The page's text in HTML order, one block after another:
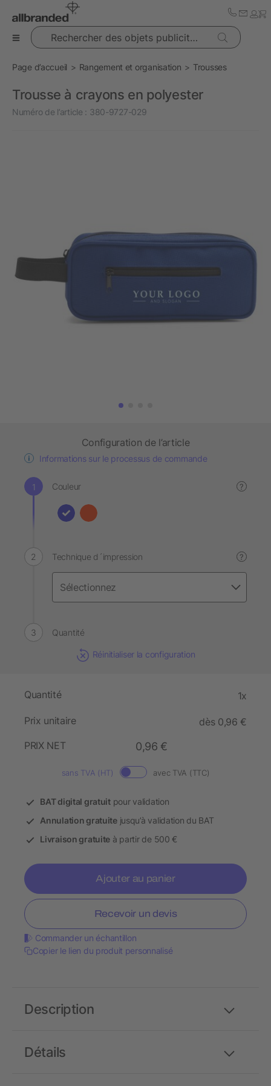
Rechercher des objets publicitaires
Page d’accueil Rangement et organisation Trousses
Trousse à crayons en polyester
Numéro de l’article : 380-9727-029
Configuration de l’article
Informations sur le processus de commande
Couleur ?
Technique d´impression ?
Quantité
Réinitialiser la configuration
Quantité 1x
Prix unitaire
dès 0,96 €
PRIX NET
0,96 €
sans TVA (HT) avec TVA (TTC)
BAT digital gratuitpour validation
Annulation gratuitejusqu’à validation du BAT
Livraison gratuite à partir de 500 €
Ajouter au panier
Recevoir un devis
Commander un échantillon
Copier le lien du produit personnalisé
Détails
Description